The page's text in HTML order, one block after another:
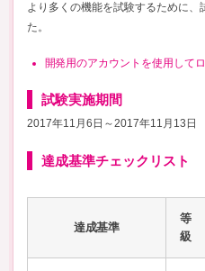
より多くの機能を試験するために
た。
開発用のアカウントを使用して
試験実施期間
2017年11月6日～2017年11月13日
達成基準チェックリスト
達成基準
等
級